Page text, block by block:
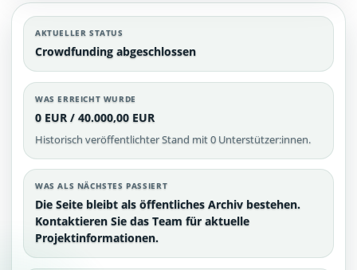
AKTUELLER STATUS
Crowdfunding abgeschlossen
WAS ERREICHT WURDE
0 EUR / 40.000,00 EUR
Historisch veröffentlichter Stand mit 0 Unterstützer:innen.
WAS ALS NÄCHSTES PASSIERT
Die Seite bleibt als öffentliches Archiv bestehen.
Kontaktieren Sie das Team für aktuelle
Projektinformationen.